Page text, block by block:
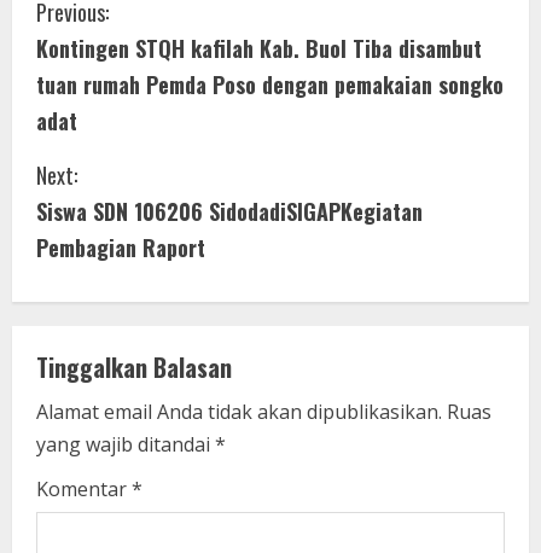
C
o
n
t
i
n
u
e
R
e
a
Previous:
Kontingen STQH kafilah Kab. Buol Tiba disambut
tuan rumah Pemda Poso dengan pemakaian songko
adat
Next:
Siswa SDN 106206 SidodadiSIGAPKegiatan
Pembagian Raport
Tinggalkan Balasan
Alamat email Anda tidak akan dipublikasikan. Ruas
yang wajib ditandai *
Komentar*